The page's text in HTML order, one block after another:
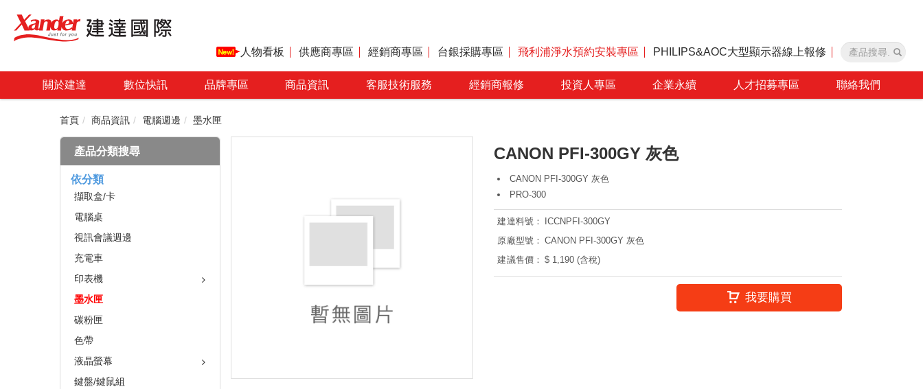
人物看板 供應商專區 經銷商專區 台銀採購專區 飛利浦淨水預約安裝專區 PHILIPS&AOC大型顯示器線上報修
關於建達 數位快訊 品牌專區 商品資訊 客服技術服務 經銷商報修 投資人專區 企業永續 人才招募專區 聯絡我們
首頁 商品資訊 電腦週邊 墨水匣
產品分類搜尋
依分類
擷取盒/卡
電腦桌
視訊會議週邊
充電車
印表機
墨水匣
碳粉匣
色帶
液晶螢幕
鍵盤/鍵鼠組
CANON PFI-300GY 灰色
CANON PFI-300GY 灰色
PRO-300
建達料號：
ICCNPFI-300GY
原廠型號： CANON PFI-300GY 灰色
建議售價： $ 1,190 (含稅)
我要購買